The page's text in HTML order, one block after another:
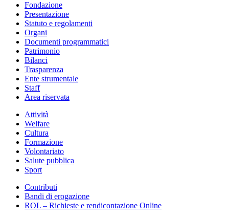
Fondazione
Presentazione
Statuto e regolamenti
Organi
Documenti programmatici
Patrimonio
Bilanci
Trasparenza
Ente strumentale
Staff
Area riservata
Attività
Welfare
Cultura
Formazione
Volontariato
Salute pubblica
Sport
Contributi
Bandi di erogazione
ROL – Richieste e rendicontazione Online